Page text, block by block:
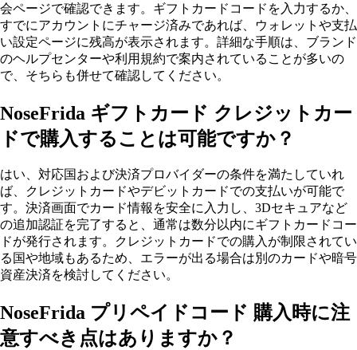
会ページで確認できます。ギフトカードコードを入力するか、
すでにアカウントにチャージ済みであれば、ウォレットや支払
い設定ページに残高が表示されます。詳細な手順は、ブランド
のヘルプセンターや利用規約で案内されていることが多いの
で、そちらも併せて確認してください。
NoseFrida ギフトカード クレジットカー
ドで購入することは可能ですか？
はい、対応国および決済プロバイダーの条件を満たしていれ
ば、クレジットカードやデビットカードでの支払いが可能で
す。決済画面でカード情報を安全に入力し、3Dセキュアなど
の追加認証を完了すると、通常は数分以内にギフトカードコー
ドが発行されます。クレジットカードでの購入が制限されてい
る国や地域もあるため、エラーが出る場合は別のカードや暗号
資産決済を検討してください。
NoseFrida プリペイドコード 購入時に注
意すべき点はありますか？